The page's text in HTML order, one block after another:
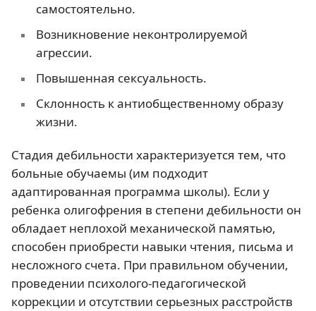
самостоятельно.
Возникновение неконтролируемой
агрессии.
Повышенная сексуальность.
Склонность к антиобщественному образу
жизни.
Стадия дебильности характеризуется тем, что
больные обучаемы (им подходит
адаптированная программа школы). Если у
ребенка олигофрения в степени дебильности он
обладает неплохой механической памятью,
способен приобрести навыки чтения, письма и
несложного счета. При правильном обучении,
проведении психолого-педагогической
коррекции и отсутствии серьезных расстройств